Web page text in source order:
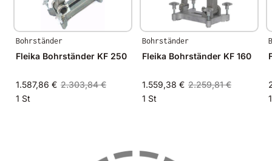
Bohrständer
Fleika Bohrständer KF 250
1.587,86 € 2.303,84 €
1 St
Bohrständer
Fleika Bohrständer KF 160
1.559,38 € 2.259,81 €
1 St